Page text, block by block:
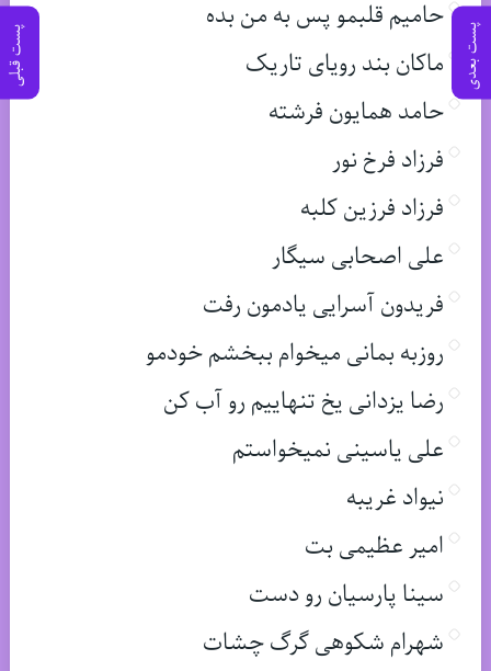
پست بعدی پست قبلی
حامیم قلبمو پس به من بده
ماکان بند رویای تاریک
حامد همایون فرشته
فرزاد فرخ نور
فرزاد فرزین کلبه
علی اصحابی سیگار
فریدون آسرایی یادمون رفت
روزبه بمانی میخوام ببخشم خودمو
رضا یزدانی یخ تنهاییم رو آب کن
علی یاسینی نمیخواستم
نیواد غریبه
امیر عظیمی بت
سینا پارسیان رو دست
شهرام شکوهی گرگ چشات